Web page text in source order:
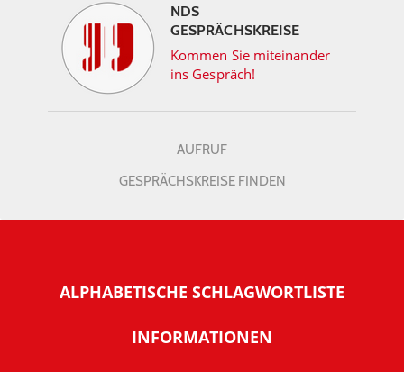
NDS
GESPRÄCHSKREISE
Kommen Sie miteinander
ins Gespräch!
AUFRUF
GESPRÄCHSKREISE FINDEN
ALPHABETISCHE SCHLAGWORTLISTE
INFORMATIONEN